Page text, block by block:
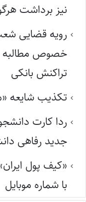
نیز برداشت
رویه قضایی
خصوص مطالبه
تراکنش بانکی
تکذیب شایعه
ردا کارت
جدید رفاهی
«کیف پول
با شماره موبایل